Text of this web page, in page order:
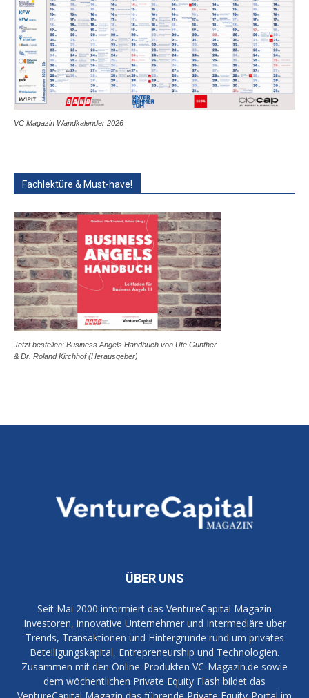
VC Magazin Wandkalender 2026
Fachlektüre & Must-have!
Jetzt bestellen: Business Angels Handbuch von Ute Günther
& Dr. Roland Kirchhof (Herausgeber)
ÜBER UNS
Seit Mai 2000 informiert das VentureCapital Magazin
Investoren, innovative Unternehmer und Intermediäre über
Trends, Transaktionen und Hintergründe rund um privates
Beteiligungskapital, Entrepreneurship und Technologien.
Zusammen mit den Online-Produkten VC-Magazin.de sowie
dem wöchentlichen Private Equity Flash bildet das